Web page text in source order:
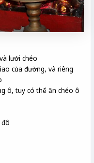
lưới chéo
của đường, và riêng
ô, tuy có thể ăn chéo ô